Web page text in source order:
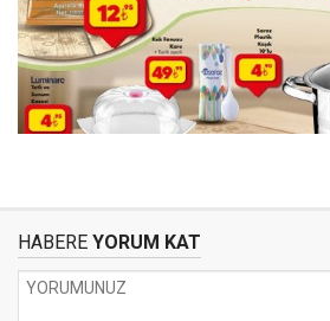
HABERE YORUM KAT